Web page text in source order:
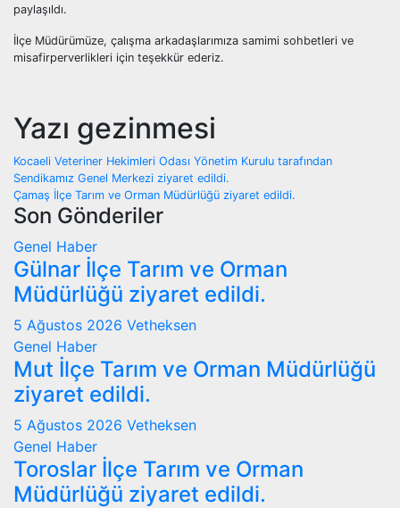
paylaşıldı.
İlçe Müdürümüze, çalışma arkadaşlarımıza samimi sohbetleri ve
misafirperverlikleri için teşekkür ederiz.
Yazı gezinmesi
Kocaeli Veteriner Hekimleri Odası Yönetim Kurulu tarafından
Sendikamız Genel Merkezi ziyaret edildi.
Çamaş İlçe Tarım ve Orman Müdürlüğü ziyaret edildi.
Son Gönderiler
Genel Haber
Gülnar İlçe Tarım ve Orman
Müdürlüğü ziyaret edildi.
5 Ağustos 2026 Vetheksen
Genel Haber
Mut İlçe Tarım ve Orman Müdürlüğü
ziyaret edildi.
5 Ağustos 2026 Vetheksen
Genel Haber
Toroslar İlçe Tarım ve Orman
Müdürlüğü ziyaret edildi.